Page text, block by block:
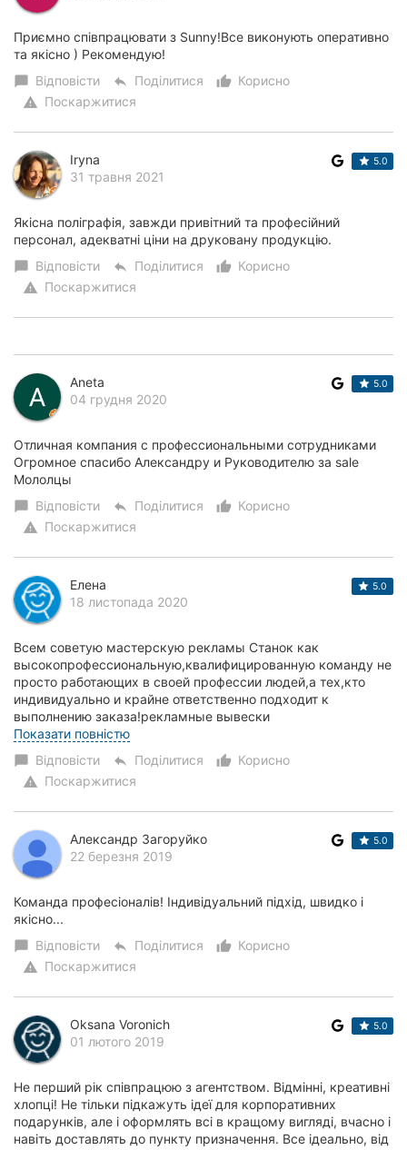
Приємно співпрацювати з Sunny!Все виконують оперативно
та якісно ) Рекомендую!
chat_bubble Відповісти reply Поділитися thumb_up_alt
Корисно
warning Поскаржитися
Iryna
31 травня 2021
5.0
Якісна поліграфія, завжди привітний та професійний
персонал, адекватні ціни на друковану продукцію.
chat_bubble Відповісти reply Поділитися thumb_up_alt
Корисно
warning Поскаржитися
Aneta
04 грудня 2020
5.0
Отличная компания с профессиональными сотрудниками
Огромное спасибо Александру и Руководителю за sale
Мололцы
chat_bubble Відповісти reply Поділитися thumb_up_alt
Корисно
warning Поскаржитися
Елена
18 листопада 2020
5.0
Всем советую мастерскую рекламы Станок как
высокопрофессиональную,квалифицированную команду не
просто работающих в своей профессии людей,а тех,кто
индивидуально и крайне ответственно подходит к
выполнению заказа!рекламные вывески
фасадные,внутренние...
Показати повністю
chat_bubble Відповісти reply Поділитися thumb_up_alt
Корисно
warning Поскаржитися
Александр Загоруйко
22 березня 2019
5.0
Команда професіоналів! Індивідуальний підхід, швидко і
якісно...
chat_bubble Відповісти reply Поділитися thumb_up_alt
Корисно
warning Поскаржитися
Oksana Voronich
01 лютого 2019
5.0
Не перший рік співпрацюю з агентством. Відмінні, креативні
хлопці! Не тільки підкажуть ідеї для корпоративних
подарунків, але і оформлять всі в кращому вигляді, вчасно і
навіть доставлять до пункту призначення. Все ідеально, від